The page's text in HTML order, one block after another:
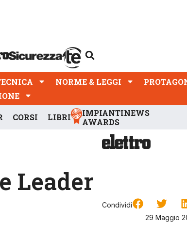
NORME & LEGGI
CORSI LIBRI
IMPIANTINEWS
AWARDS
Leader
Condividi
29 Maggio